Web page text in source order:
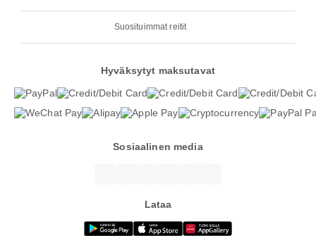
Suosituimmat reitit
Hyväksytyt maksutavat
Sosiaalinen media
Lataa